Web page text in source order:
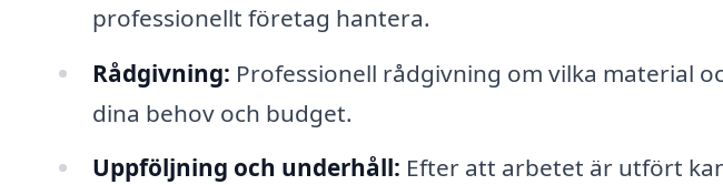
professionellt företag hantera.
Rådgivning: Professionell rådgivning om vilka material
dina behov och budget.
Uppföljning och underhåll: Efter att arbetet är utfört